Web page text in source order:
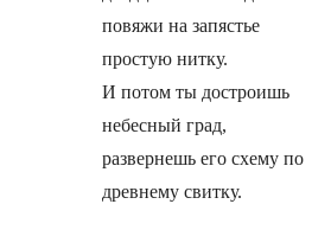
повяжи на запястье
простую нитку.
И потом ты достроишь
небесный град,
развернешь его схему по
древнему свитку.